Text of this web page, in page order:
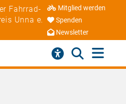
Fahrrad-
Unna e.
Mitglied werden
Spenden
Newsletter